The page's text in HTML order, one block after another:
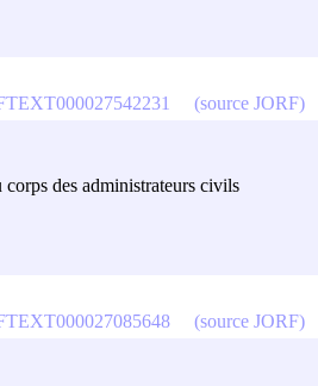
des administrateurs civils
(source JORF)
(source JORF)